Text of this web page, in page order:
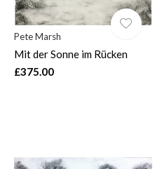
Pete Marsh
Mit der Sonne im Rücken
£375.00